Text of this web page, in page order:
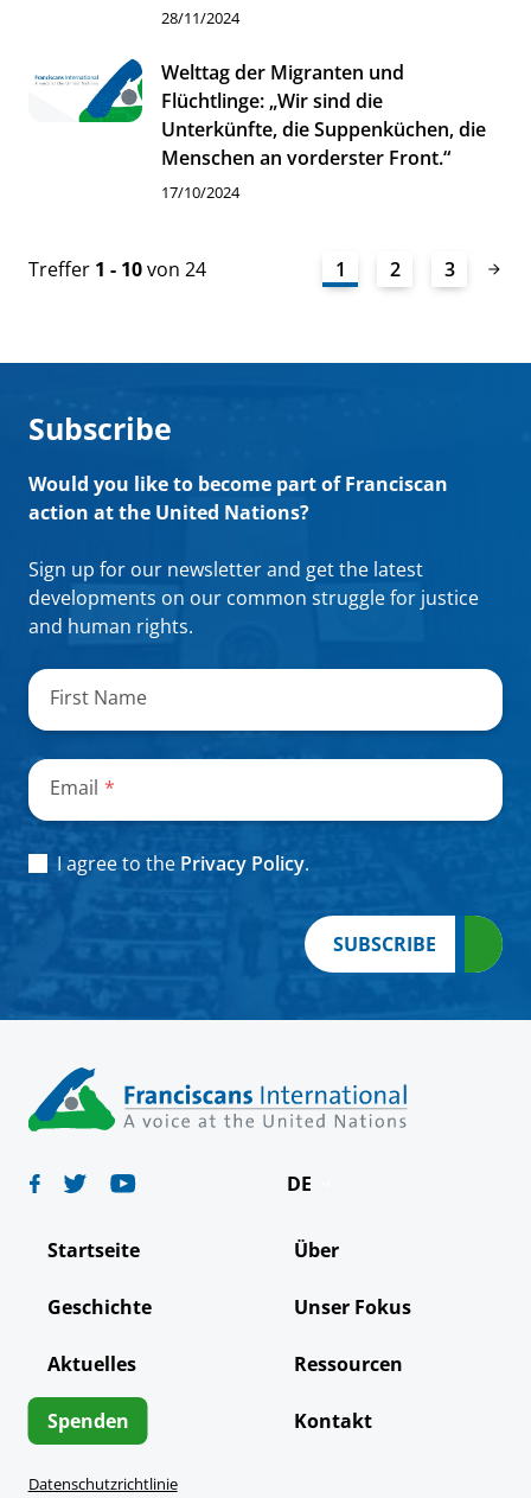
28/11/2024
Welttag der Migranten und
Flüchtlinge: „Wir sind die
Unterkünfte, die Suppenküchen, die
Menschen an vorderster Front.“
17/10/2024
Treffer 1 - 10von 24 1 2 3
Subscribe
Would you like to become part of Franciscan
action at the United Nations?
Sign up for our newsletter and get the latest
developments on our common struggle for justice
and human rights.
„ *“
zeigt
erforderliche
Felder
an
First Name
Email *
Consent *
I agree to the Privacy Policy.
SUBSCRIBE
DE
English
Italiano
Português
Startseite Über
Geschichte Unser Fokus
Aktuelles Ressourcen
Spenden Kontakt
Datenschutzrichtlinie